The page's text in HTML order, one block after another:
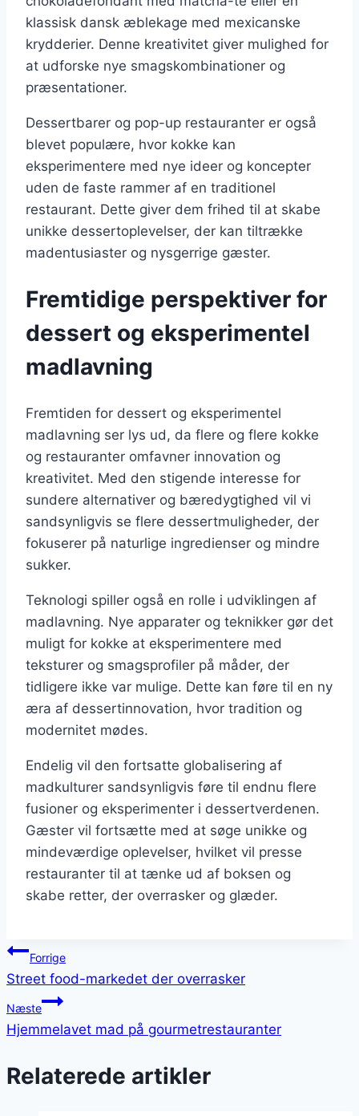
klassisk dansk æblekage med mexicanske
krydderier. Denne kreativitet giver mulighed for
at udforske nye smagskombinationer og
præsentationer.
Dessertbarer og pop-up restauranter er også
blevet populære, hvor kokke kan
eksperimentere med nye ideer og koncepter
uden de faste rammer af en traditionel
restaurant. Dette giver dem frihed til at skabe
unikke dessertoplevelser, der kan tiltrække
madentusiaster og nysgerrige gæster.
Fremtidige perspektiver for
dessert og eksperimentel
madlavning
Fremtiden for dessert og eksperimentel
madlavning ser lys ud, da flere og flere kokke
og restauranter omfavner innovation og
kreativitet. Med den stigende interesse for
sundere alternativer og bæredygtighed vil vi
sandsynligvis se flere dessertmuligheder, der
fokuserer på naturlige ingredienser og mindre
sukker.
Teknologi spiller også en rolle i udviklingen af
madlavning. Nye apparater og teknikker gør det
muligt for kokke at eksperimentere med
teksturer og smagsprofiler på måder, der
tidligere ikke var mulige. Dette kan føre til en ny
æra af dessertinnovation, hvor tradition og
modernitet mødes.
Endelig vil den fortsatte globalisering af
madkulturer sandsynligvis føre til endnu flere
fusioner og eksperimenter i dessertverdenen.
Gæster vil fortsætte med at søge unikke og
mindeværdige oplevelser, hvilket vil presse
restauranter til at tænke ud af boksen og
skabe retter, der overrasker og glæder.
Indlægsnavigation
Forrige
Street food-markedet der overrasker
Næste
Hjemmelavet mad på gourmetrestauranter
Relaterede artikler